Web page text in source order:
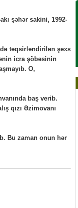
şəhər sakini, 1992-
təqsirləndirilən şəxs
icra şöbəsinin
O,
baş verib.
qızı Əzimovanı
Bu zaman onun hər